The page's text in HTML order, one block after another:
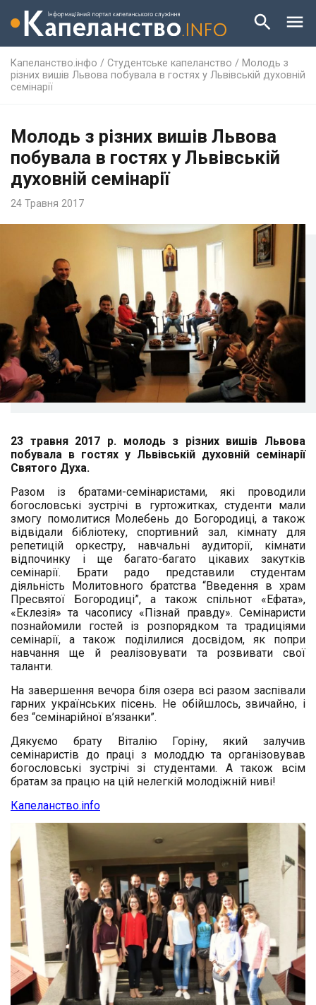
Капеланство.інфо / Студентське капеланство / Молодь з
різних вишів Львова побувала в гостях у Львівській духовній
семінарії
Молодь з різних вишів Львова
побувала в гостях у Львівській
духовній семінарії
24 Травня 2017
23 травня 2017 р. молодь з різних вишів Львова
побувала в гостях у Львівській духовній семінарії
Святого Духа.
Разом із братами-семінаристами, які проводили
богословські зустрічі в гуртожитках, студенти мали
змогу помолитися Молебень до Богородиці, а також
відвідали бібліотеку, спортивний зал, кімнату для
репетицій оркестру, навчальні аудиторії, кімнати
відпочинку і ще багато-багато цікавих закутків
семінарії. Брати радо представили студентам
діяльність Молитовного братства “Введення в храм
Пресвятої Богородиці”, а також спільнот «Ефата»,
«Еклезія» та часопису «Пізнай правду». Семінаристи
познайомили гостей із розпорядком та традиціями
семінарії, а також поділилися досвідом, як попри
навчання ще й реалізовувати та розвивати свої
таланти.
На завершення вечора біля озера всі разом заспівали
гарних українських пісень. Не обійшлось, звичайно, і
без “семінарійної в’язанки”.
Дякуємо брату Віталію Горіну, який залучив
семінаристів до праці з молоддю та організовував
богословські зустрічі зі студентами. А також всім
братам за працю на цій нелегкій молодіжній ниві!
Капеланство.info